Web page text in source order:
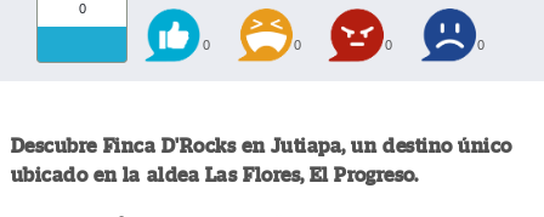
0
0 0 0 0
Descubre Finca D'Rocks en Jutiapa, un destino único
ubicado en la aldea Las Flores, El Progreso.